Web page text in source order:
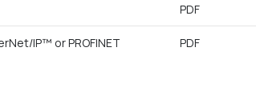
PDF
IP™ or PROFINET PDF